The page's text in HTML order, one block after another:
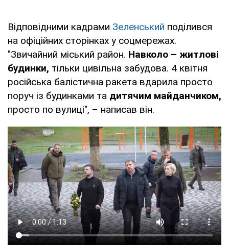
Відповідними кадрами Зеленський поділився
на офіційних сторінках у соцмережах.
"Звичайний міський район. Навколо – житлові
будинки, тільки цивільна забудова. 4 квітня
російська балістична ракета вдарила просто
поруч із будинками та дитячим майданчиком,
просто по вулиці", – написав він.